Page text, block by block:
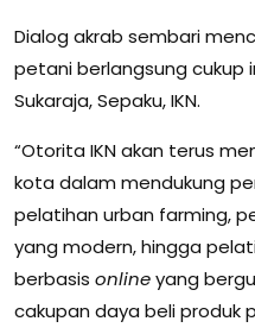
Dialog akrab sembari
petani berlangsung cukup
Sukaraja, Sepaku, IKN.
“Otorita IKN akan terus
kota dalam mendukung
pelatihan urban farming,
yang modern, hingga
berbasis onlineyang
cakupan daya beli produk